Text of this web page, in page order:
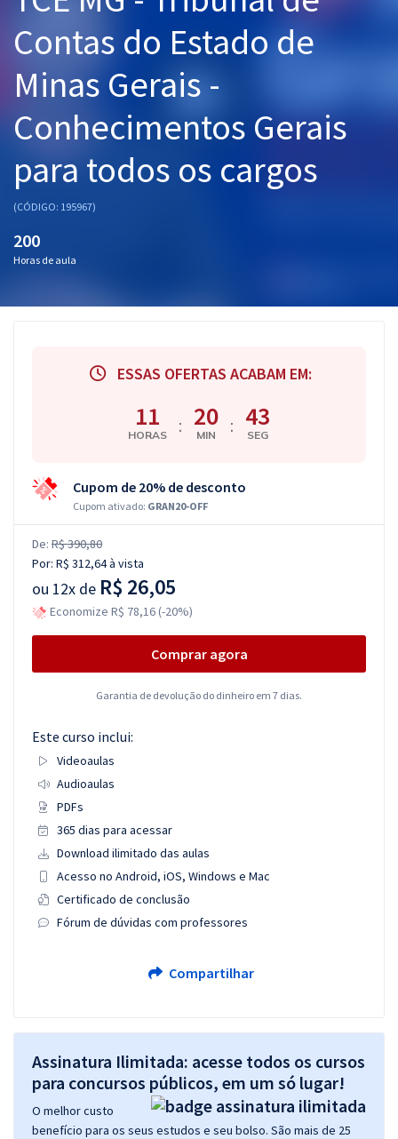
Graduação
OAB
Mentorias
Questões grátis
Blog
Contas do Estado de
Minas Gerais -
Conhecimentos Gerais
para todos os cargos
(CÓDIGO: 195967)
200
Horas de aula
ESSAS OFERTAS ACABAM EM:
11
HORAS : 20
MIN : 42
SEG
Cupom de 20% de desconto
Cupom ativado: GRAN20-OFF
De: R$ 390,80
Por: R$ 312,64à vista
ou 12x de R$ 26,05
Economize R$ 78,16 (-20%)
Comprar agora
Garantia de devolução do dinheiro em 7 dias.
Este curso inclui:
Videoaulas
Audioaulas
PDFs
365 dias para acessar
Download ilimitado das aulas
Acesso no Android, iOS, Windows e Mac
Certificado de conclusão
Fórum de dúvidas com professores
Compartilhar
Assinatura Ilimitada: acesse todos os cursos
para concursos públicos, em um só lugar!
O melhor custo
benefício para os seus estudos e seu bolso. São mais de 25